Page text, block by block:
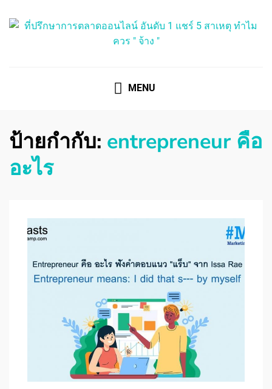
MENU
ป้ายกำกับ: entrepreneur คือ
อะไร